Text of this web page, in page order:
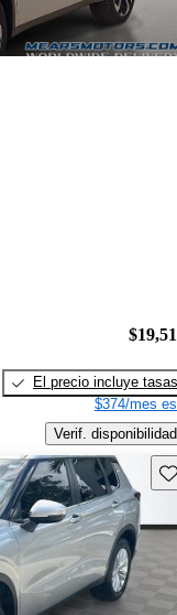
El precio incluye tasas
$374/mes
Verif. disponibilidad